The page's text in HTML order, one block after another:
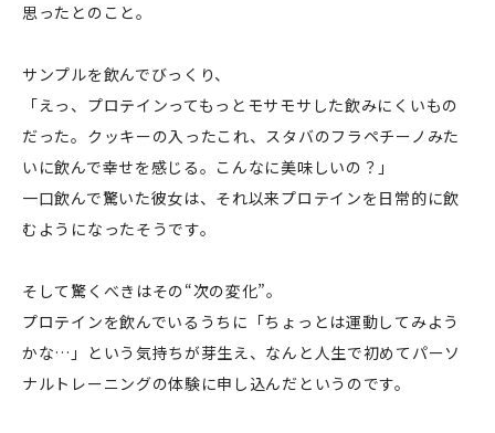
思ったとのこと。
サンプルを飲んでびっくり、
「えっ、プロテインってもっとモサモサした飲みにくいもの
だった。クッキーの入ったこれ、スタバのフラペチーノみた
いに飲んで幸せを感じる。こんなに美味しいの？」
一口飲んで驚いた彼女は、それ以来プロテインを日常的に飲
むようになったそうです。
そして驚くべきはその“次の変化”。
プロテインを飲んでいるうちに「ちょっとは運動してみよう
かな…」という気持ちが芽生え、なんと人生で初めてパーソ
ナルトレーニングの体験に申し込んだというのです。